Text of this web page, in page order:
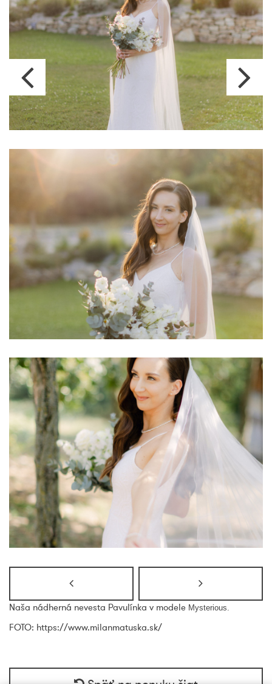
Naša nádherná nevesta Pavulínka v modele Mysterious.
FOTO: https://www.milanmatuska.sk/